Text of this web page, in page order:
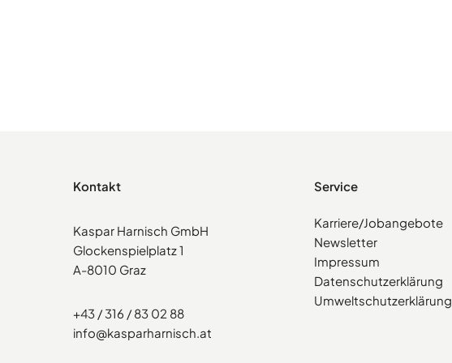
Kontakt
Kaspar Harnisch GmbH
Glockenspielplatz 1
A-8010 Graz
+43 / 316 / 83 02 88
info@kasparharnisch.at
Service
Karriere/Jobangebote
Newsletter
Impressum
Datenschutzerklärung
Umweltschutzerklärung